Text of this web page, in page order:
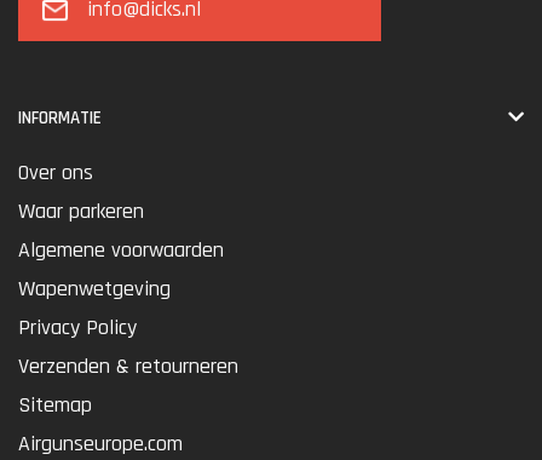
info@dicks.nl
INFORMATIE
Over ons
Waar parkeren
Algemene voorwaarden
Wapenwetgeving
Privacy Policy
Verzenden & retourneren
Sitemap
Airgunseurope.com